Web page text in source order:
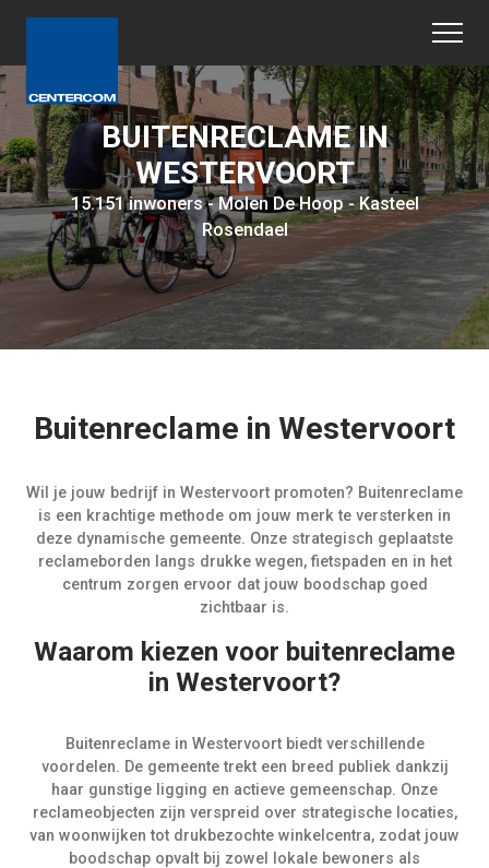
BUITENRECLAME IN
WESTERVOORT
15.151 inwoners - Molen De Hoop - Kasteel
Rosendael
Buitenreclame in Westervoort
Wil je jouw bedrijf in Westervoort promoten? Buitenreclame
is een krachtige methode om jouw merk te versterken in
deze dynamische gemeente. Onze strategisch geplaatste
reclameborden langs drukke wegen, fietspaden en in het
centrum zorgen ervoor dat jouw boodschap goed
zichtbaar is.
Waarom kiezen voor buitenreclame
in Westervoort?
Buitenreclame in Westervoort biedt verschillende
voordelen. De gemeente trekt een breed publiek dankzij
haar gunstige ligging en actieve gemeenschap. Onze
reclameobjecten zijn verspreid over strategische locaties,
van woonwijken tot drukbezochte winkelcentra, zodat jouw
boodschap opvalt bij zowel lokale bewoners als